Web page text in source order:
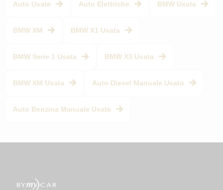
Auto Usate Auto Elettriche BMW Usata
BMW XM BMW X1 Usata
BMW Serie 1 Usata BMW X3 Usata
BMW XM Usata Auto Diesel Manuale Usato
Auto Benzina Manuale Usate